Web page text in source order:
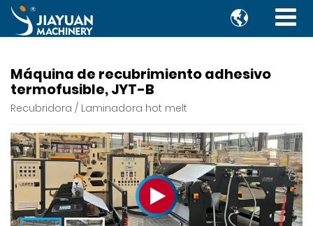

Máquina de recubrimiento adhesivo
termofusible, JYT-B
Recubridora / Laminadora hot melt